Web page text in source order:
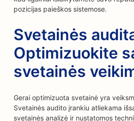
pozicijas paieškos sistemose.
Svetainės
Optimizuokite
svetainės
Gerai optimizuota svetainė yra
Svetainės audito įrankiu atliekama
svetainės analizė ir nustatomos